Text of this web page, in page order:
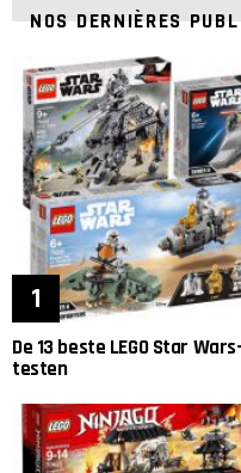
NOS DERNIÈRES
De 13 beste LEGO Star
testen